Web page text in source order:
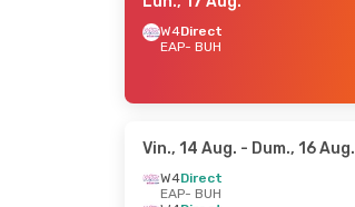
W4Direct
EAP- BUH
Vin., 14 Aug. - Dum., 16 Aug.
W4Direct
EAP- BUH